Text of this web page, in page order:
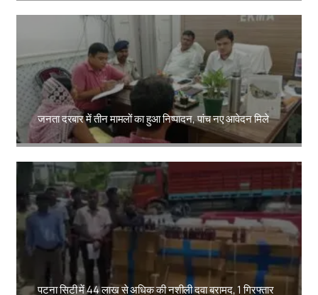
जनता दरबार में तीन मामलों का हुआ निष्पादन, पांच नए आवेदन मिले
Amit Lekh
पटना सिटी में 44 लाख से अधिक की नशीली दवा बरामद, 1 गिरफ्तार